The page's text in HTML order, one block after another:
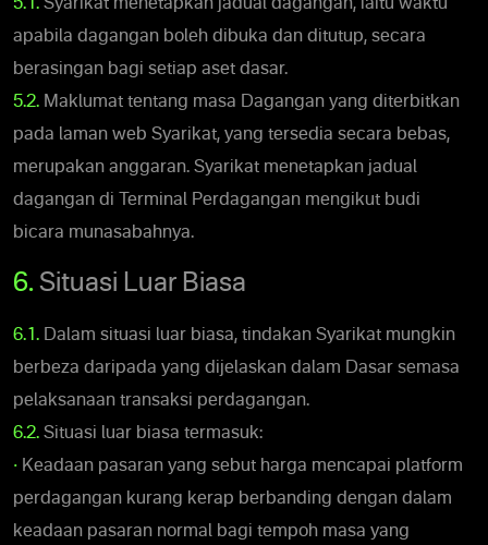
5.1. Syarikat menetapkan jadual dagangan, iaitu waktu
apabila dagangan boleh dibuka dan ditutup, secara
berasingan bagi setiap aset dasar.
5.2. Maklumat tentang masa Dagangan yang diterbitkan
pada laman web Syarikat, yang tersedia secara bebas,
merupakan anggaran. Syarikat menetapkan jadual
dagangan di Terminal Perdagangan mengikut budi
bicara munasabahnya.
6. Situasi Luar Biasa
6.1. Dalam situasi luar biasa, tindakan Syarikat mungkin
berbeza daripada yang dijelaskan dalam Dasar semasa
pelaksanaan transaksi perdagangan.
6.2. Situasi luar biasa termasuk:
• Keadaan pasaran yang sebut harga mencapai platform
perdagangan kurang kerap berbanding dengan dalam
keadaan pasaran normal bagi tempoh masa yang